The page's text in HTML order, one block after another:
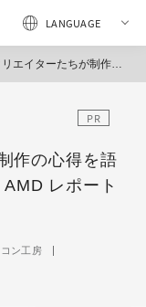
心得を語り尽くす～PULSE Powered by AMD レポート～
PR
作の心得を語
レポート
ン工房